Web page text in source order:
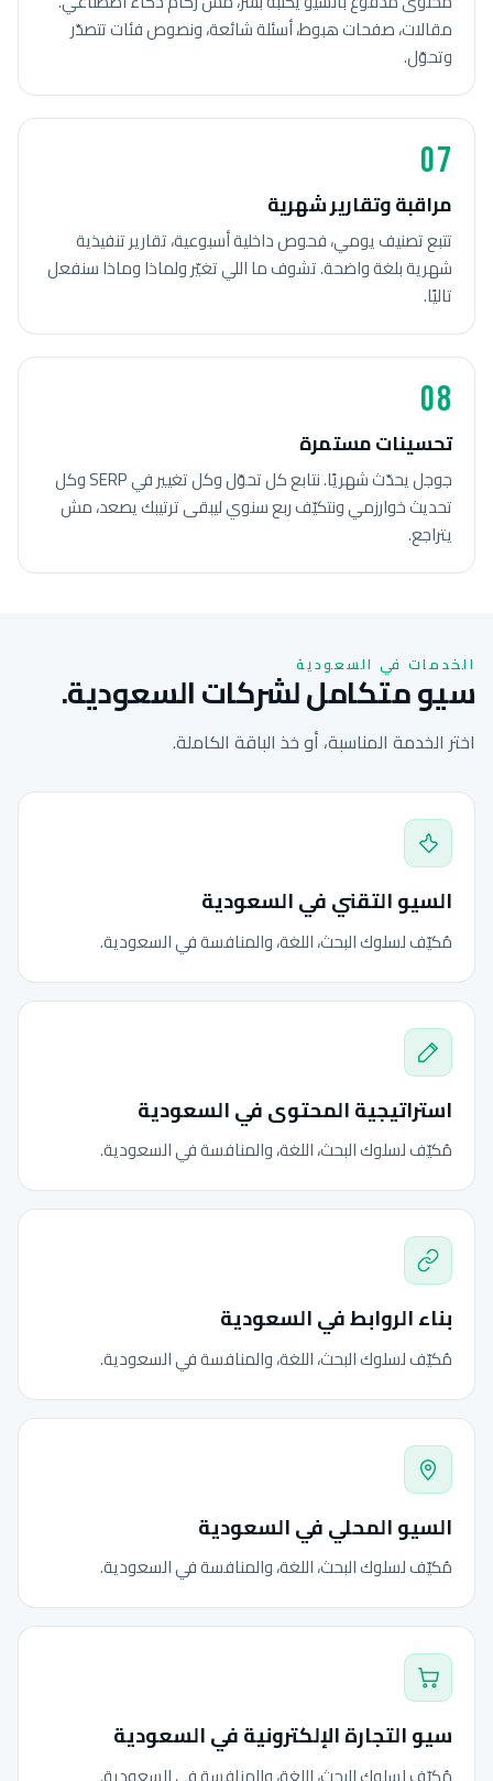
مقالات، صفحات هبوط، أسئلة شائعة، ونصوص فئات تتصدّر
وتحوّل.
07
مراقبة وتقارير شهرية
تتبع تصنيف يومي، فحوص داخلية أسبوعية، تقارير تنفيذية
شهرية بلغة واضحة. تشوف ما اللي تغيّر ولماذا وماذا سنفعل
تاليًا.
08
تحسينات مستمرة
جوجل يحدّث شهريًا. نتابع كل تحوّل وكل تغيير في SERP وكل
تحديث خوارزمي ونتكيّف ربع سنوي ليبقى ترتيبك يصعد، مش
يتراجع.
الخدمات في السعودية
سيو متكامل لشركات السعودية.
اختر الخدمة المناسبة، أو خذ الباقة الكاملة.
السيو التقني في السعودية
مُكيّف لسلوك البحث، اللغة، والمنافسة في السعودية.
استراتيجية المحتوى في السعودية
مُكيّف لسلوك البحث، اللغة، والمنافسة في السعودية.
بناء الروابط في السعودية
مُكيّف لسلوك البحث، اللغة، والمنافسة في السعودية.
السيو المحلي في السعودية
مُكيّف لسلوك البحث، اللغة، والمنافسة في السعودية.
سيو التجارة الإلكترونية في السعودية